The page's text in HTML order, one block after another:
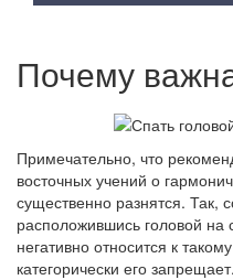
Почему
Примечательно, что
восточных учений о
существенно разнятся. Так,
расположившись головой на
негативно относится к
категорически его запрещает.